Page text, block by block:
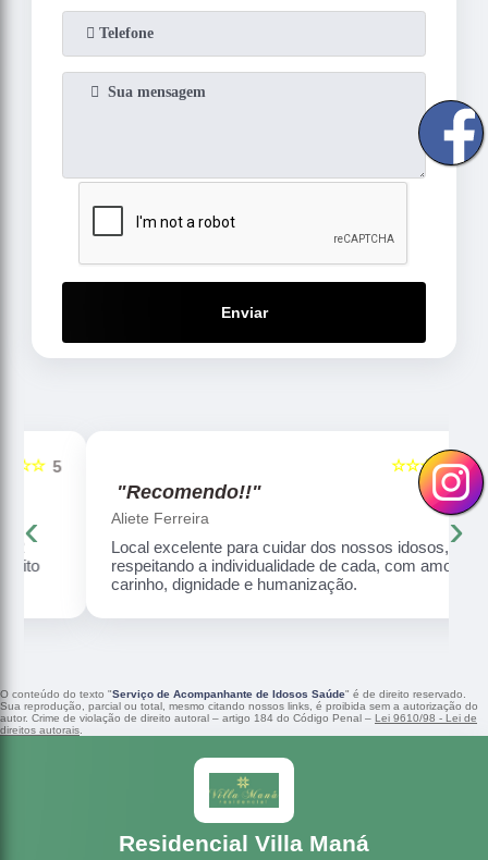
Enviar
5
☆☆☆☆☆
"Recomendo!!"
Aliete Ferreira
Local excelente para cuidar dos nossos idosos,
respeitando a individualidade de cada, com amor,
carinho, dignidade e humanização.
‹ ›
O conteúdo do texto "Serviço de Acompanhante de Idosos Saúde" é de direito reservado.
Sua reprodução, parcial ou total, mesmo citando nossos links, é proibida sem a autorização do
autor. Crime de violação de direito autoral – artigo 184 do Código Penal – Lei 9610/98 - Lei de
direitos autorais
Residencial Villa Maná